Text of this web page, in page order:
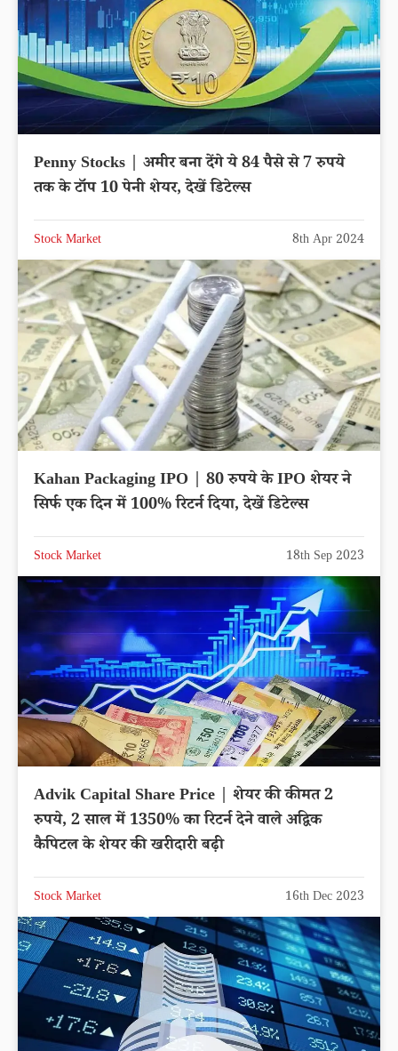
Penny Stocks | अमीर बना देंगे ये 84 पैसे से 7 रुपये
तक के टॉप 10 पेनी शेयर, देखें डिटेल्स
Stock Market 8th Apr 2024
Kahan Packaging IPO | 80 रुपये के IPO शेयर ने
सिर्फ एक दिन में 100% रिटर्न दिया, देखें डिटेल्स
Stock Market 18th Sep 2023
Advik Capital Share Price | शेयर की कीमत 2
रुपये, 2 साल में 1350% का रिटर्न देने वाले अद्विक
कैपिटल के शेयर की खरीदारी बढ़ी
Stock Market 16th Dec 2023